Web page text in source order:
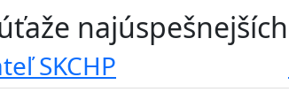
najúspešnejších
SKCHP